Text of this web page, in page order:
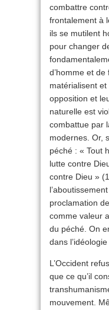
combattre
frontalement à
ils se mutilent
pour changer
d’homme et
matérialisent
opposition et
naturelle est
combattue par
modernes. Or,
péché : « Tout
lutte contre
contre Dieu »
proclamation
comme valeur
du péché. On
dans
L’Occident
que ce qu’il
mouvement.